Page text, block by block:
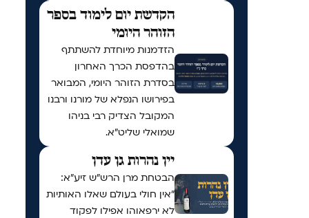
הקדשת יום לימוד בספר
הזוהר היומי
הזדמנות מיוחדת להשתתף
בהדפסת הכרך האחרון
בסדרת הזוהר היומי, המבואר
בפירושו הנפלא של מורנו ורבנו
המקובל הצדיק רבי בניהו
שמואלי שליט״א.
יין נהרות גן עדן
הבטחת מרן הרש"ש זיע"א:
"אין חולי בעולם שאלו האותיות
לא ירפאוהו אפילו לפקוד